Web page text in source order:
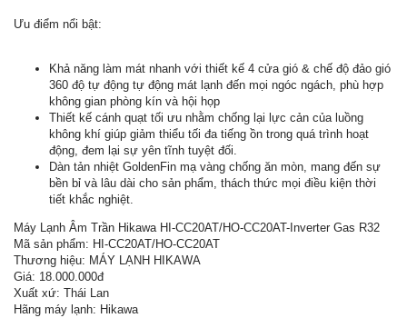
Ưu điểm nổi bật:
Khả năng làm mát nhanh với thiết kế 4 cửa gió & chế độ đảo gió
360 độ tự động tự động mát lạnh đến mọi ngóc ngách, phù hợp
không gian phòng kín và hội họp
Thiết kế cánh quạt tối ưu nhằm chống lại lực cản của luồng
không khí giúp giảm thiểu tối đa tiếng ồn trong quá trình hoạt
động, đem lại sự yên tĩnh tuyệt đối.
Dàn tản nhiệt GoldenFin mạ vàng chống ăn mòn, mang đến sự
bền bỉ và lâu dài cho sản phẩm, thách thức mọi điều kiện thời
tiết khắc nghiệt.
Máy Lạnh Âm Trần Hikawa HI-CC20AT/HO-CC20AT-Inverter Gas R32
Mã sản phẩm: HI-CC20AT/HO-CC20AT
Thương hiệu: MÁY LẠNH HIKAWA
Giá: 18.000.000đ
Xuất xứ: Thái Lan
Hãng máy lạnh: Hikawa